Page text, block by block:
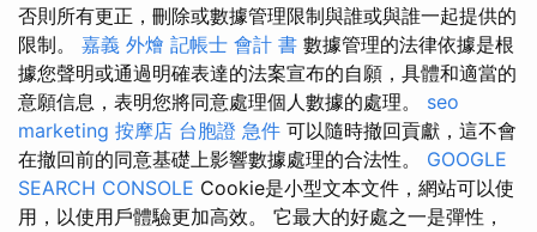
否則所有更正，刪除或數據管理限制與誰或與誰一起提供的
限制。 嘉義 外燴 記帳士 會計 書 數據管理的法律依據是根
據您聲明或通過明確表達的法案宣布的自願，具體和適當的
意願信息，表明您將同意處理個人數據的處理。 seo
marketing 按摩店 台胞證 急件 可以隨時撤回貢獻，這不會
在撤回前的同意基礎上影響數據處理的合法性。 GOOGLE
SEARCH CONSOLE Cookie是小型文本文件，網站可以使
用，以使用戶體驗更加高效。 它最大的好處之一是彈性，